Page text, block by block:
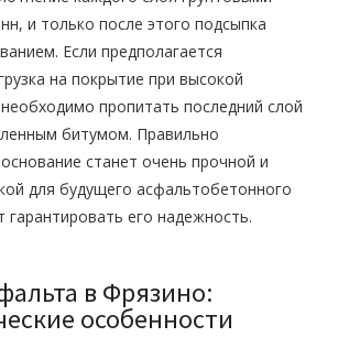
и только после этого подсыпка
Если предполагается
на покрытие при высокой
пропитать последний слой
битумом. Правильно
станет очень прочной и
для будущего асфальтобетонного
гарантировать его надежность.
в Фрязино:
особенности